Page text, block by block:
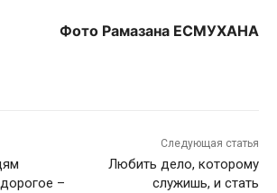
Фото Рамазана ЕСМУХАНА
–
Следующая статья
Любить дело, которому
служишь, и стать